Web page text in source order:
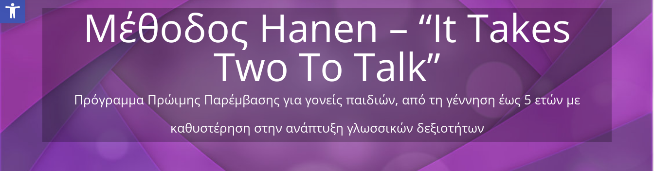
Μέθοδος Hanen – “It Takes
Two To Talk”
Πρόγραμμα Πρώιμης Παρέμβασης για γονείς παιδιών, από τη γέννηση έως 5 ετών με
καθυστέρηση στην ανάπτυξη γλωσσικών δεξιοτήτων